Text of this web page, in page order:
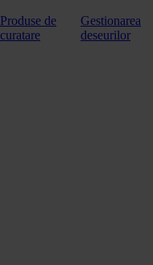
Produse de
curatare
Gestionarea
deseurilor